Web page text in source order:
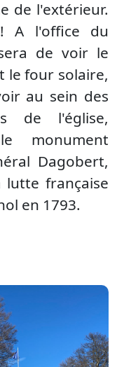
de l'extérieur.
A l'office du
de voir le
le four solaire,
au sein des
de l'église,
monument
Dagobert,
française
en 1793.